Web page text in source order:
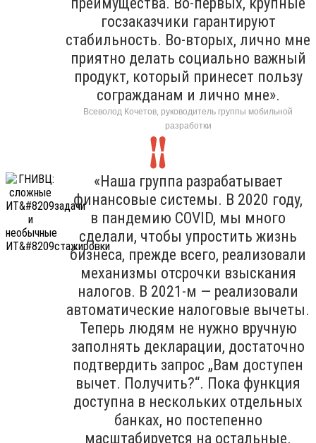
госзаказчики гарантируют
стабильность. Во-вторых, лично мне
приятно делать социально важный
продукт, который принесет пользу
согражданам и лично мне».
Всеволод Кочетов, руководитель группы мобильной
разработки
«Наша группа разрабатывает
финансовые системы. В 2020 году,
в пандемию COVID, мы много
сделали, чтобы упростить жизнь
бизнеса, прежде всего, реализовали
механизмы отсрочки взыскания
налогов. В 2021-м — реализовали
автоматические налоговые вычеты.
Теперь людям не нужно вручную
заполнять декларации, достаточно
подтвердить запрос „Вам доступен
вычет. Получить?“. Пока функция
доступна в нескольких отдельных
банках, но постепенно
масштабируется на остальные.